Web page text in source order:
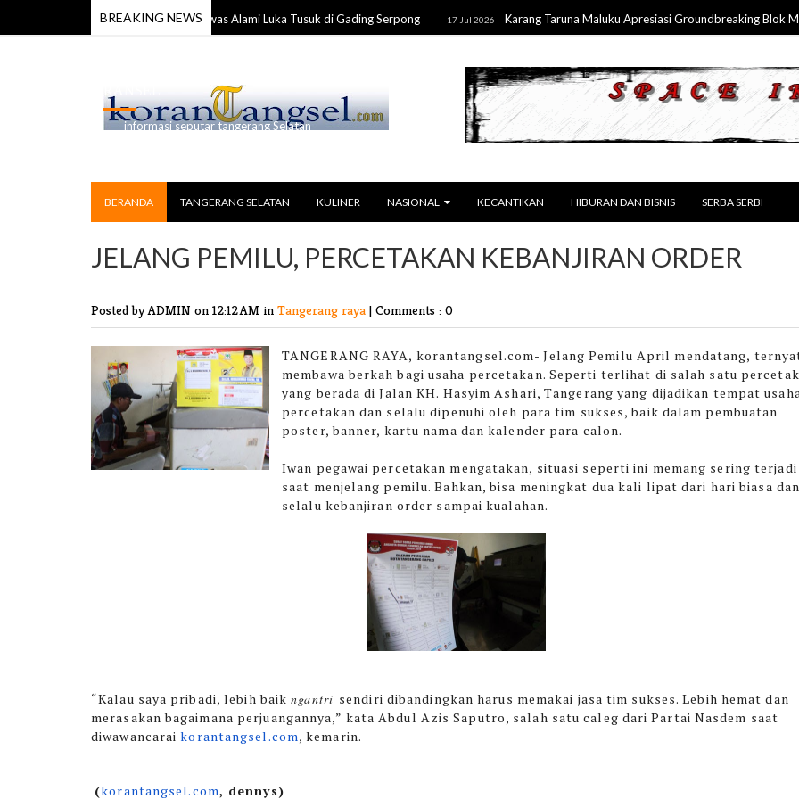
BREAKING NEWS
Anggota TNI Ditemukan Tewas Alami Luka Tusuk di Gading Serpong 17 Jul 2026 Karang Taruna Maluku Apresiasi Groundbreaking Blok
informasi seputar tangerang Selatan
BERANDA TANGERANG SELATAN KULINER NASIONAL KECANTIKAN HIBURAN DAN BISNIS SERBA SERBI
JELANG PEMILU, PERCETAKAN KEBANJIRAN ORDER
Posted by ADMIN on 12:12 AM in Tangerang raya | Comments : 0
TANGERANG RAYA, korantangsel.com-Jelang Pemilu April mendatang,
membawa berkah bagi usaha percetakan. Seperti terlihat di salah satu
yang berada di Jalan KH. Hasyim Ashari, Tangerang yang dijadikan tempat
percetakan dan selalu dipenuhi oleh para tim sukses, baik dalam pembuatan
poster, banner, kartu nama dan kalender para calon.
Iwan pegawai percetakan mengatakan, situasi seperti ini memang sering terjadi
saat menjelang pemilu. Bahkan, bisa meningkat dua kali lipat dari hari biasa
selalu kebanjiran order sampai kualahan.
“Kalau saya pribadi, lebih baikngantri sendiri dibandingkan harus memakai jasa tim sukses. Lebih hemat dan
merasakan bagaimana perjuangannya,” kata Abdul Azis Saputro, salah satu caleg dari Partai Nasdem saat
diwawancaraikorantangsel.com, kemarin.
(korantangsel.com, dennys)